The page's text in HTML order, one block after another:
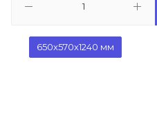
650х570х1240 мм